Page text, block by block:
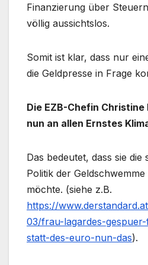
Finanzierung über
völlig aussichtslos.
Somit ist klar, dass nur
die Geldpresse in Frage
Die EZB-Chefin
nun an allen Ernstes
Das bedeutet, dass sie die
Politik der
möchte. (siehe z.B.
https://
03/frau-lagardes-
statt-des-euro-nun-das).